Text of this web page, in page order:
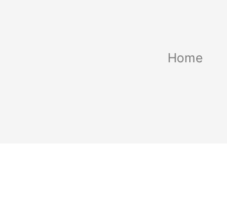
Home